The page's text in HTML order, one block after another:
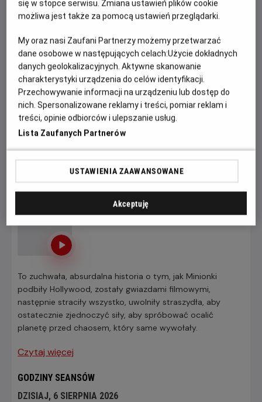
historia o kreatywności, chaosie i wielkich ambicjach
małych rozrabiaków, które udowadniają, że dla
wspólnego celu warto pokonać każdą przeszkodę.
Zapraszamy na seanse w naszym kinie. Kup bilet
już dziś, wybierz najlepsze miejsce w sali i
zaoszczędź najwięcej.Pamiętaj: wcześniej
kupujesz, więcej zyskujesz.
KUP BILET
Minionki i straszydła
Od 7 lat, 85 min, Animowany / Komedia /
Przygodowy
To zuchwała, absurdalna historia o tym, jak Minionki
podbiły Hollywood, zostały gwiazdami filmowymi,
następnie straciły wszystko, uwolniły straszydła, aby
ostatecznie zjednoczyć siły, aby spróbować ocalić
planetę przed chaosem, który same wywołały.
Czytaj więcej
GODZINY SEANSÓW
DZISIAJ, 6 SIERPNIA 2026
się w stopce serwisu. Zmiana ustawień plików cookie
możliwa jest także za pomocą ustawień przeglądarki.
My oraz nasi Zaufani Partnerzy możemy przetwarzać
dane osobowe w następujących celach:Użycie dokładnych
danych geolokalizacyjnych. Aktywne skanowanie
charakterystyki urządzenia do celów identyfikacji.
Przechowywanie informacji na urządzeniu lub dostęp do
nich. Spersonalizowane reklamy i treści, pomiar reklam i
treści, opinie odbiorców i ulepszanie usług.
Lista Zaufanych Partnerów
USTAWIENIA ZAAWANSOWANE
Akceptuję